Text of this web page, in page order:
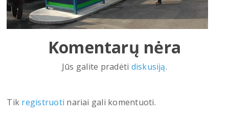
Komentarų nėra
Jūs galite pradėti diskusiją.
Tik registruoti nariai gali komentuoti.